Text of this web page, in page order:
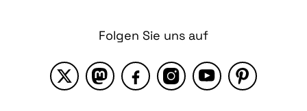
Folgen Sie uns auf